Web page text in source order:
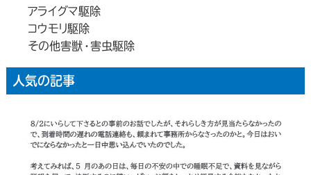
アライグマ駆除
コウモリ駆除
その他害獣・害虫駆除
人気の記事